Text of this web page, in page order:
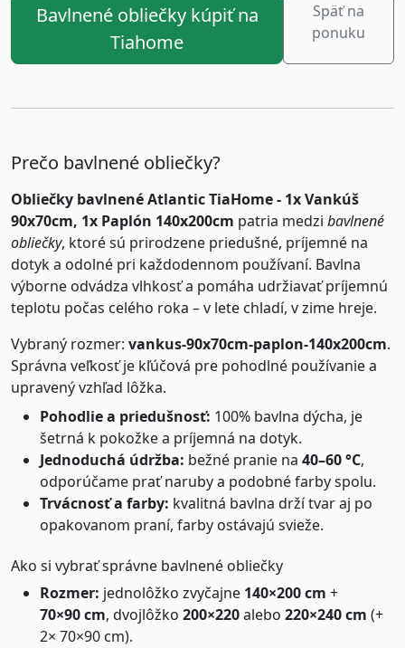
Bavlnené obliečky kúpiť na
Tiahome
Späť na
ponuku
Prečo bavlnené obliečky?
Obliečky bavlnené Atlantic TiaHome - 1x Vankúš
90x70cm, 1x Paplón 140x200cm patria medzi bavlnené
obliečky, ktoré sú prirodzene priedušné, príjemné na
dotyk a odolné pri každodennom používaní. Bavlna
výborne odvádza vlhkosť a pomáha udržiavať príjemnú
teplotu počas celého roka – v lete chladí, v zime hreje.
Vybraný rozmer: vankus-90x70cm-paplon-140x200cm.
Správna veľkosť je kľúčová pre pohodlné používanie a
upravený vzhľad lôžka.
Pohodlie a priedušnosť: 100% bavlna dýcha, je
šetrná k pokožke a príjemná na dotyk.
Jednoduchá údržba: bežné pranie na 40–60 °C,
odporúčame prať naruby a podobné farby spolu.
Trvácnosť a farby: kvalitná bavlna drží tvar aj po
opakovanom praní, farby ostávajú svieže.
Ako si vybrať správne bavlnené obliečky
Rozmer: jednolôžko zvyčajne 140×200 cm +
70×90 cm, dvojlôžko 200×220alebo 220×240 cm (+
2× 70×90 cm).